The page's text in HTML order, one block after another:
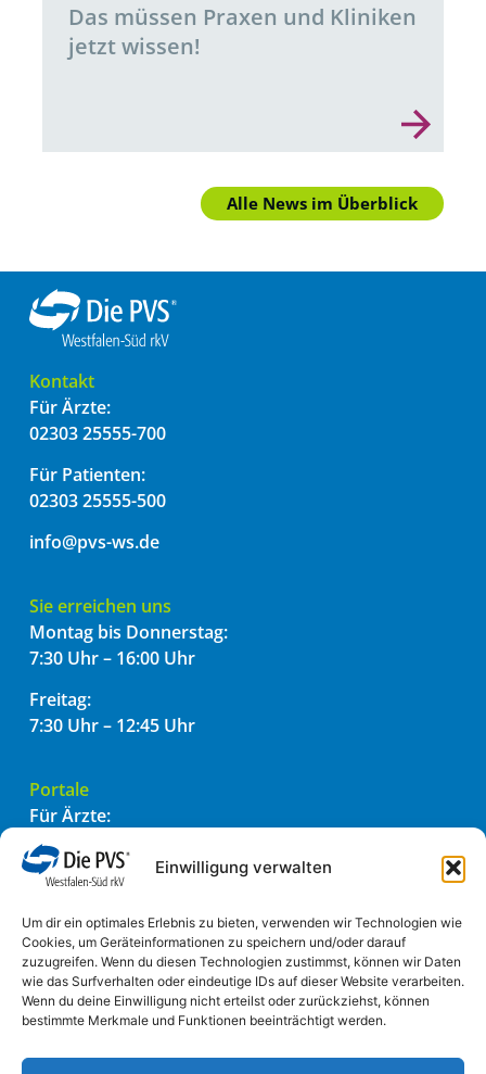
Einwilligung verwalten
Um dir ein optimales Erlebnis zu bieten, verwenden wir Technologien wie
Cookies, um Geräteinformationen zu speichern und/oder darauf
zuzugreifen. Wenn du diesen Technologien zustimmst, können wir Daten
wie das Surfverhalten oder eindeutige IDs auf dieser Website verarbeiten.
Wenn du deine Einwilligung nicht erteilst oder zurückziehst, können
bestimmte Merkmale und Funktionen beeinträchtigt werden.
Das müssen Praxen und Kliniken
jetzt wissen!
Alle News im Überblick
Kontakt
Für Ärzte:
02303 25555-700
Für Patienten:
02303 25555-500
info@pvs-ws.de
Sie erreichen uns
Montag bis Donnerstag:
7:30 Uhr – 16:00 Uhr
Freitag:
7:30 Uhr – 12:45 Uhr
Portale
Für Ärzte:
PVSconnect
PADtransfer
Einfach einreichen
Informatives
Impressum